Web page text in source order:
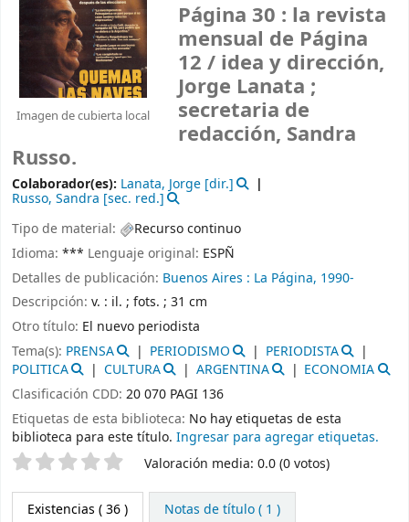
Imagen de cubierta local
Página 30 : la revista
mensual de Página
12 / idea y dirección,
Jorge Lanata ;
secretaria de
redacción, Sandra
Russo.
Colaborador(es): Lanata, Jorge [dir.]
Russo, Sandra [sec. red.]
Tipo de material:
Recurso continuo
Idioma: *** Lenguaje original: ESPÑ
Detalles de publicación: Buenos Aires : La Página, 1990-
Descripción: v. : il. ; fots. ; 31 cm
Otro título: El nuevo periodista
Tema(s): PRENSA PERIODISMO
PERIODISTA
POLITICA
CULTURA ARGENTINA
ECONOMIA
Clasificación CDD: 20 070 PAGI 136
Etiquetas de esta biblioteca: No hay etiquetas de esta
biblioteca para este título. Ingresar para agregar etiquetas.
Valoración Valoración media: 0.0 (0 votos)
Existencias ( 36 )
Notas de título ( 1 )